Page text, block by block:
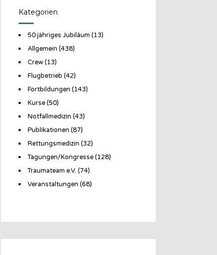
Kategorien
50 jähriges Jubiläum (13)
Allgemein (438)
Crew(13)
Flugbetrieb (42)
Fortbildungen (143)
Kurse(50)
Notfallmedizin (43)
Publikationen (87)
Rettungsmedizin (32)
Tagungen/Kongresse(128)
Traumateam e.V. (74)
Veranstaltungen (68)